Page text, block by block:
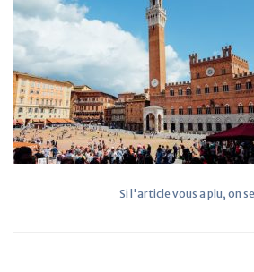
Si l'article vous a plu, on